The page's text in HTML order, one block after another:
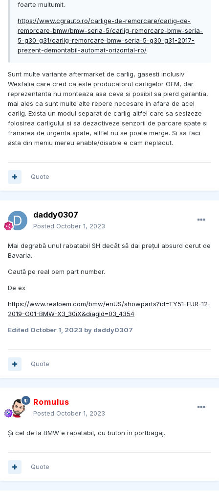
foarte multumit.
https://www.cgrauto.ro/carlige-de-remorcare/carlig-de-
remorcare-bmw/bmw-seria-5/carlig-remorcare-bmw-seria-
5-g30-g31/carlig-remorcare-bmw-seria-5-g30-g31-2017-
prezent-demontabil-automat-orizontal-ro/
Sunt multe variante aftermarket de carlig, gasesti inclusiv
Wesfalia care cred ca este producatorul carligelor OEM, dar
reprezentanta nu monteaza asa ceva si posibil sa pierd garantia,
mai ales ca sunt multe alte repere necesare in afara de acel
carlig. Exista un modul separat de carlig altfel care sa sesizeze
folosirea carligului si sa dezactiveze senzorii de parcare spate si
franarea de urgenta spate, altfel nu se poate merge. Si sa faci
asta din meniu mereu enable/disable e cam neplacut.
Quote
daddy0307
Posted October 1, 2023
Mai degrabă unul rabatabil SH decât să dai prețul absurd cerut de
Bavaria.
Caută pe real oem part number.
De ex
https://www.realoem.com/bmw/enUS/showparts?id=TY51-EUR-12-
2019-G01-BMW-X3_30iX&diagId=03_4354
Edited October 1, 2023 by daddy0307
Quote
Romulus
Posted October 1, 2023
Și cel de la BMW e rabatabil, cu buton în portbagaj.
Quote